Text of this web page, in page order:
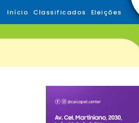
Início Classificados Eleições